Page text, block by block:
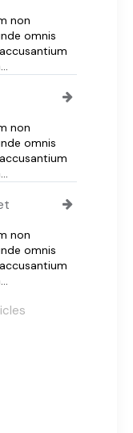
non
omnis
non
omnis
non
omnis